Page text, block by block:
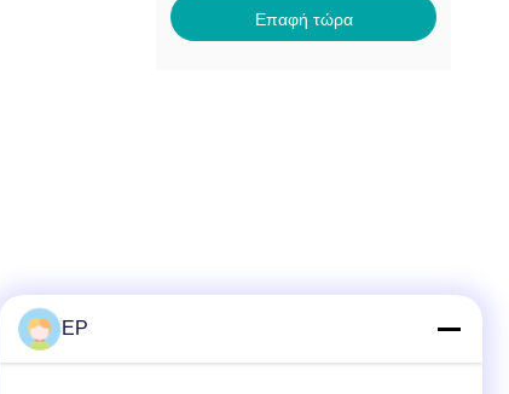
Επαφή τώρα
Γρήγορη επικοινωνία
EP